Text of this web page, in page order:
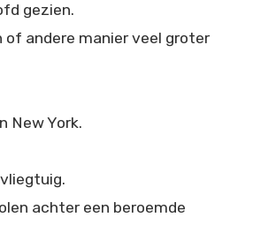
gezien.
of andere manier veel groter
New York.
achter een beroemde